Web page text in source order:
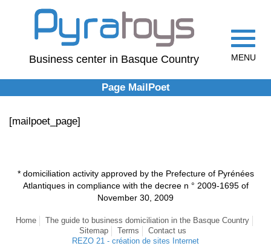
Business center in Basque Country
Toggle
MENU
Page MailPoet
[mailpoet_page]
* domiciliation activity approved by the Prefecture of Pyrénées
Atlantiques in compliance with the decree n ° 2009-1695 of
November 30, 2009
Home
The guide to business domiciliation in the Basque Country
Sitemap
Terms
Contact us
REZO 21 - création de sites Internet